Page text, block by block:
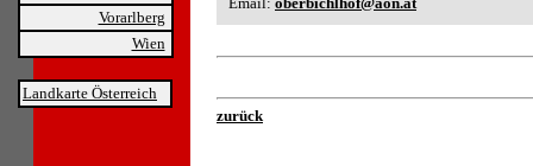
Vorarlberg
Wien
Landkarte Österreich
zurück